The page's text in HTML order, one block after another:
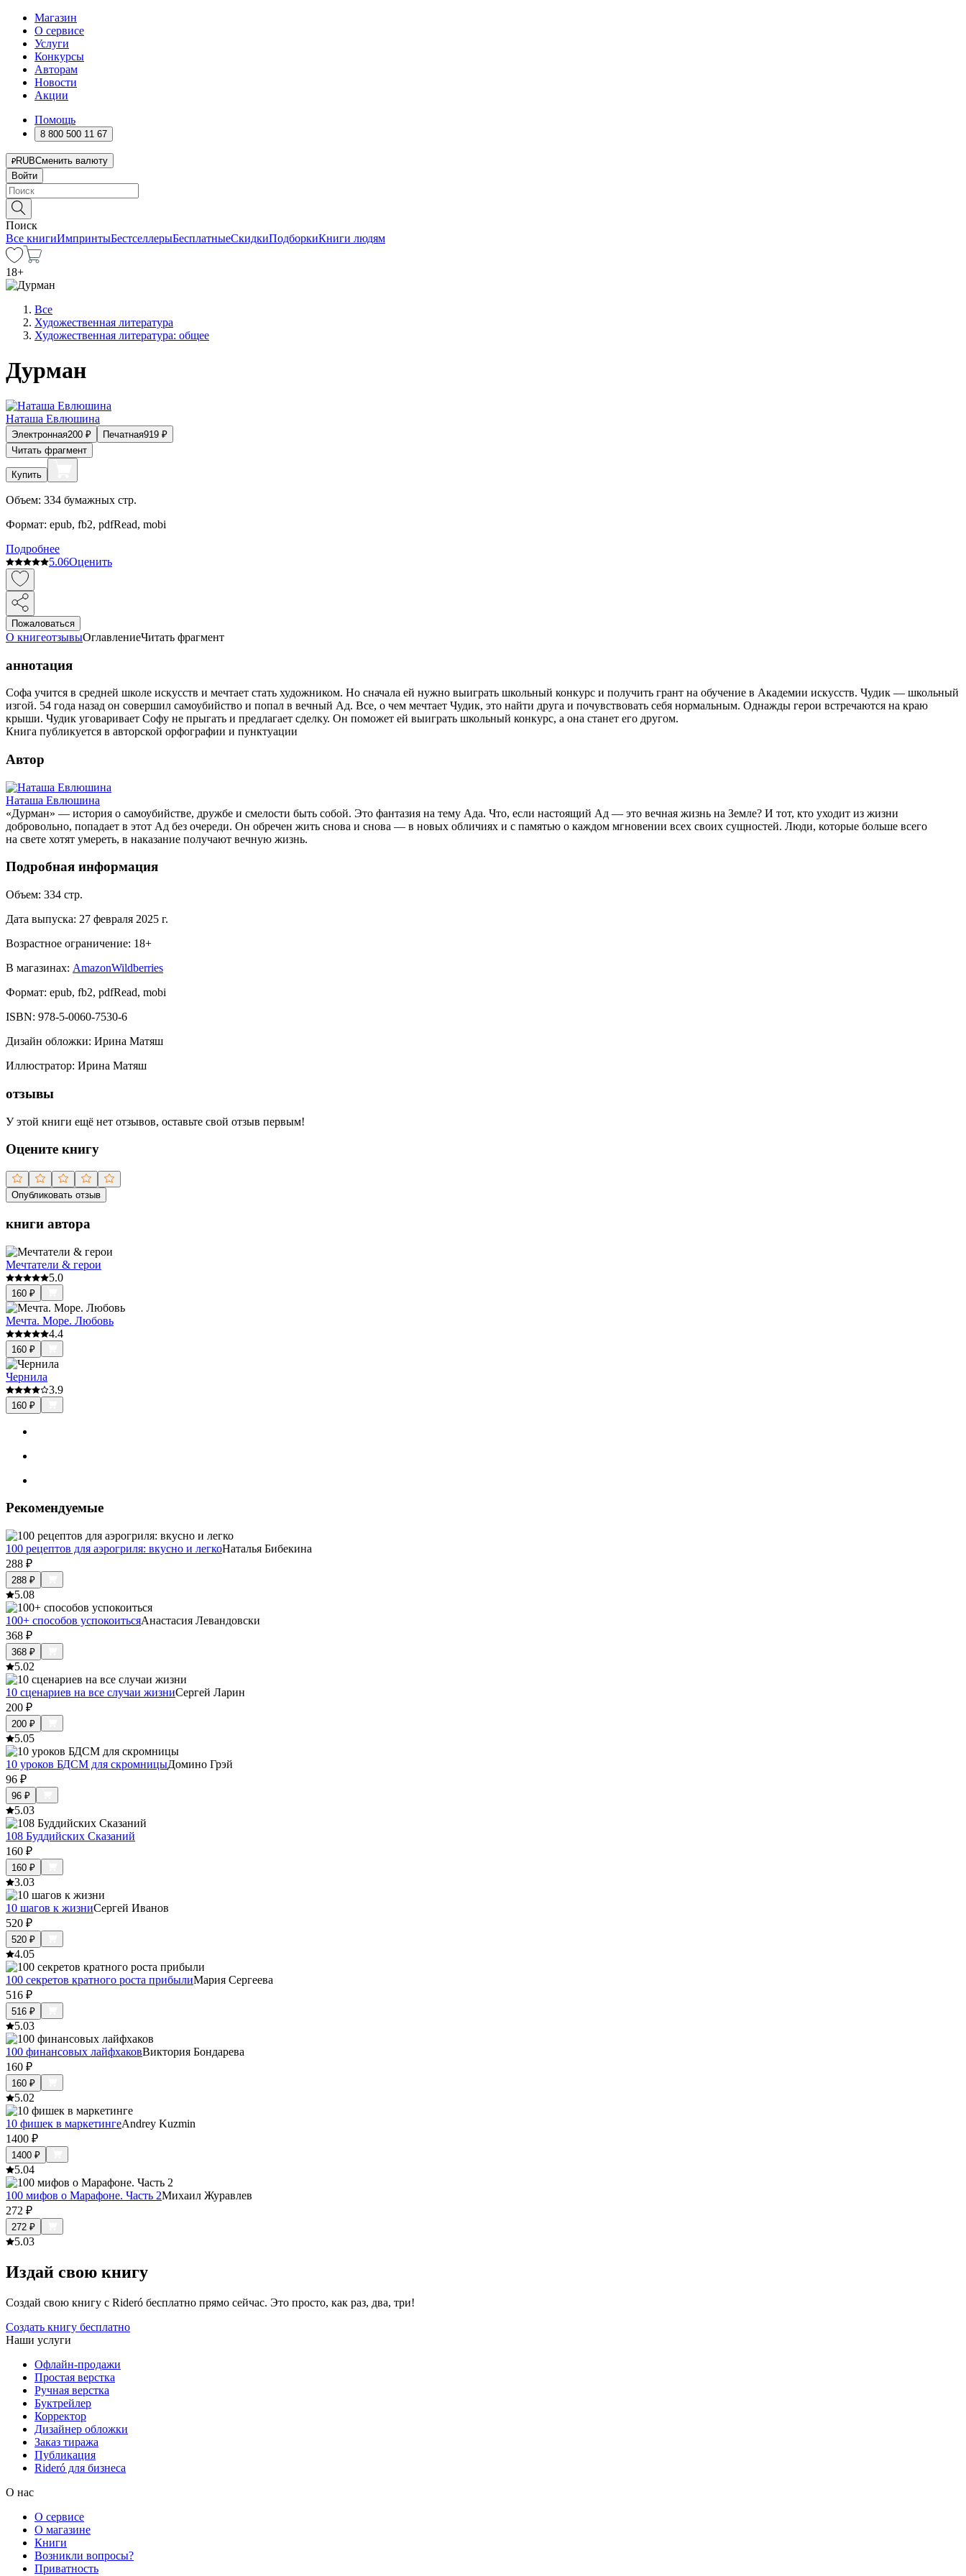
Магазин
О сервисе
Услуги
Конкурсы
Авторам
Новости
Акции
Помощь
8 800 500 11 67
RUBСменить валюту
Войти
Поиск
Все книгиИмпринтыБестселлерыБесплатныеСкидкиПодборкиКниги людям
18+
Все
Художественная литература
Художественная литература: общее
Дурман
Наташа Евлюшина
Электронная200 ₽ Печатная919 ₽
Читать фрагмент
Купить
Объем: 334 бумажных стр.
Формат: epub, fb2, pdfRead, mobi
Подробнее
5.06Оценить
Пожаловаться
О книгеотзывыОглавлениеЧитать фрагмент
аннотация
Софа учится в средней школе искусств и мечтает стать художником. Но сначала ей нужно выиграть школьный конкурс и получить грант на обучение в Академии искусств. Чудик — школьный
изгой. 54 года назад он совершил самоубийство и попал в вечный Ад. Все, о чем мечтает Чудик, это найти друга и почувствовать себя нормальным. Однажды герои встречаются на краю
крыши. Чудик уговаривает Софу не прыгать и предлагает сделку. Он поможет ей выиграть школьный конкурс, а она станет его другом.
Книга публикуется в авторской орфографии и пунктуации
Автор
Наташа Евлюшина
«Дурман» — история о самоубийстве, дружбе и смелости быть собой. Это фантазия на тему Ада. Что, если настоящий Ад — это вечная жизнь на Земле? И тот, кто уходит из жизни
добровольно, попадает в этот Ад без очереди. Он обречен жить снова и снова — в новых обличиях и с памятью о каждом мгновении всех своих сущностей. Люди, которые больше всего
на свете хотят умереть, в наказание получают вечную жизнь.
Подробная информация
Объем: 334 стр.
Дата выпуска: 27 февраля 2025 г.
Возрастное ограничение: 18+
В магазинах: AmazonWildberries
Формат: epub, fb2, pdfRead, mobi
ISBN: 978-5-0060-7530-6
Дизайн обложки: Ирина Матяш
Иллюстратор: Ирина Матяш
отзывы
У этой книги ещё нет отзывов, оставьте свой отзыв первым!
Оцените книгу
Опубликовать отзыв
книги автора
Мечтатели & герои
5.0
160 ₽
Мечта. Море. Любовь
4.4
160 ₽
Чернила
3.9
160 ₽
Рекомендуемые
100 рецептов для аэрогриля: вкусно и легкоНаталья Бибекина
288 ₽
288 ₽
5.08
100+ способов успокоитьсяАнастасия Левандовски
368 ₽
368 ₽
5.02
10 сценариев на все случаи жизниСергей Ларин
200 ₽
200 ₽
5.05
10 уроков БДСМ для скромницыДомино Грэй
96 ₽
96 ₽
5.03
108 Буддийских Сказаний
160 ₽
160 ₽
3.03
10 шагов к жизниСергей Иванов
520 ₽
520 ₽
4.05
100 секретов кратного роста прибылиМария Сергеева
516 ₽
516 ₽
5.03
100 финансовых лайфхаковВиктория Бондарева
160 ₽
160 ₽
5.02
10 фишек в маркетингеAndrey Kuzmin
1400 ₽
1400 ₽
5.04
100 мифов о Марафоне. Часть 2Михаил Журавлев
272 ₽
272 ₽
5.03
Издай свою книгу
Создай свою книгу с Rideró бесплатно прямо сейчас. Это просто, как раз, два, три!
Создать книгу бесплатно
Наши услуги
Офлайн-продажи
Простая верстка
Ручная верстка
Буктрейлер
Корректор
Дизайнер обложки
Заказ тиража
Публикация
Rideró для бизнеса
О нас
О сервисе
О магазине
Книги
Возникли вопросы?
Приватность